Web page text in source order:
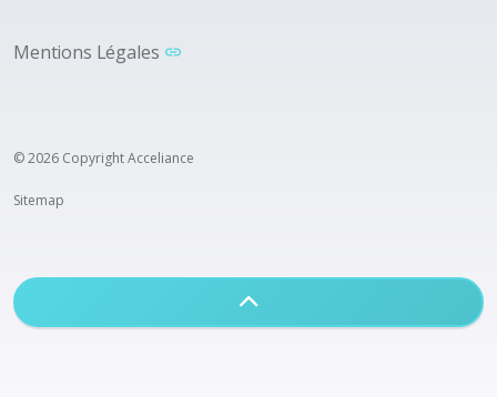
Mentions Légales
© 2026 Copyright Acceliance
Sitemap